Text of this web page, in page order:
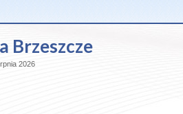
Brzeszcze
2026